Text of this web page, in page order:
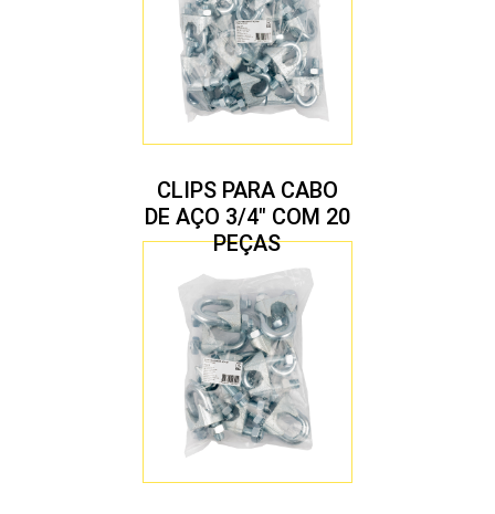
CLIPS PARA CABO
DE AÇO 3/4″ COM 20
PEÇAS